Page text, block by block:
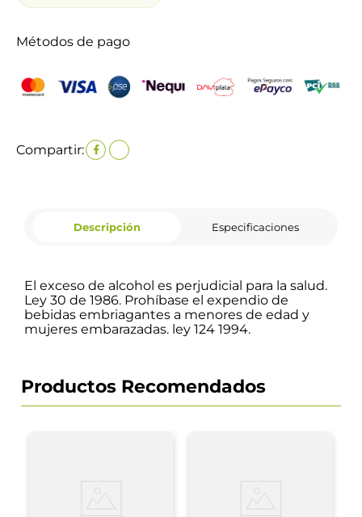
Métodos de pago
Compartir:
Descripción Especificaciones
El exceso de alcohol es perjudicial para la salud.
Ley 30 de 1986. Prohíbase el expendio de
bebidas embriagantes a menores de edad y
mujeres embarazadas. ley 124 1994.
Productos Recomendados